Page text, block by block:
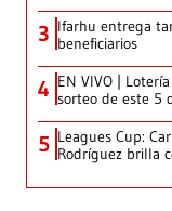
3 Ifarhu entrega
beneficiarios
4 EN VIVO |
sorteo de este 5
5 Leagues Cup:
Rodríguez brilla